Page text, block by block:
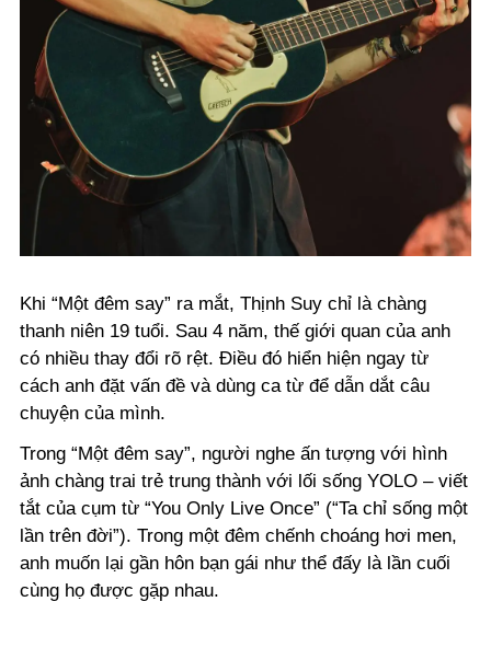
Khi “Một đêm say” ra mắt, Thịnh Suy chỉ là chàng
thanh niên 19 tuổi. Sau 4 năm, thế giới quan của anh
có nhiều thay đổi rõ rệt. Điều đó hiển hiện ngay từ
cách anh đặt vấn đề và dùng ca từ để dẫn dắt câu
chuyện của mình.
Trong “Một đêm say”, người nghe ấn tượng với hình
ảnh chàng trai trẻ trung thành với lối sống YOLO – viết
tắt của cụm từ “You Only Live Once” (“Ta chỉ sống một
lần trên đời”). Trong một đêm chếnh choáng hơi men,
anh muốn lại gần hôn bạn gái như thể đấy là lần cuối
cùng họ được gặp nhau.